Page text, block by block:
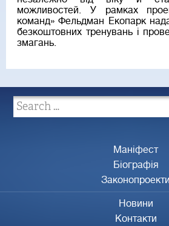
можливостей. У рамках
команд» Фельдман Екопарк
безкоштовних тренувань і
змагань.
Маніфест
Біографія
Законопроекти
Новини
Контакти